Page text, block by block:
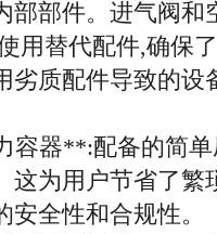
部部件。进气阀和
用替代配件,确保
劣质配件导致的设
容器**:配备的简
这为用户节省了繁
全性和合规性。